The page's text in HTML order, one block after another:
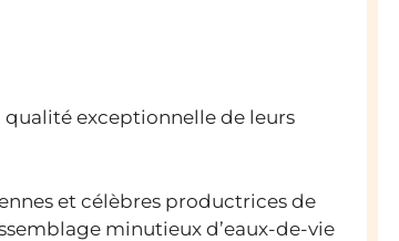
qualité exceptionnelle de leurs
et célèbres productrices de
minutieux d’eaux-de-vie